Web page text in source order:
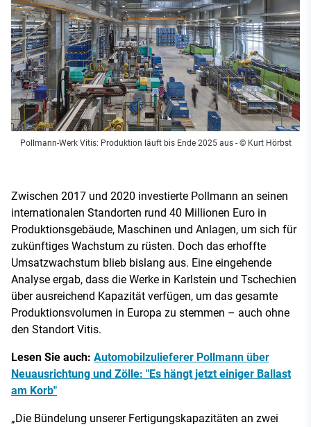
Pollmann-Werk Vitis: Produktion läuft bis Ende 2025 aus- © Kurt Hörbst
Zwischen 2017 und 2020 investierte Pollmann an seinen
internationalen Standorten rund 40 Millionen Euro in
Produktionsgebäude, Maschinen und Anlagen, um sich für
zukünftiges Wachstum zu rüsten. Doch das erhoffte
Umsatzwachstum blieb bislang aus. Eine eingehende
Analyse ergab, dass die Werke in Karlstein und Tschechien
über ausreichend Kapazität verfügen, um das gesamte
Produktionsvolumen in Europa zu stemmen – auch ohne
den Standort Vitis.
Lesen Sie auch: Automobilzulieferer Pollmann über
Neuausrichtung und Zölle: "Es hängt jetzt einiger Ballast
am Korb"
„Die Bündelung unserer Fertigungskapazitäten an zwei